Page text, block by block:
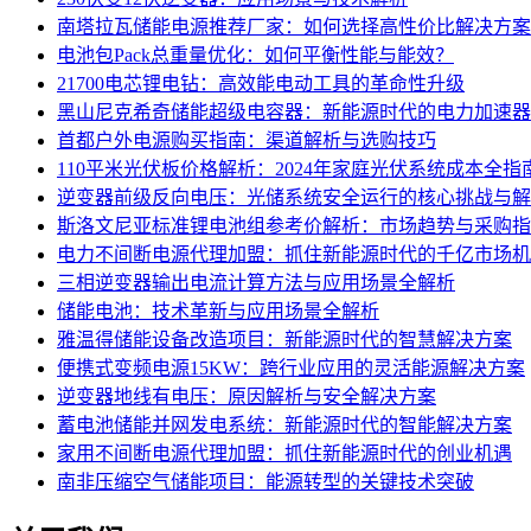
南塔拉瓦储能电源推荐厂家：如何选择高性价比解决方案
电池包Pack总重量优化：如何平衡性能与能效？
21700电芯锂电钻：高效能电动工具的革命性升级
黑山尼克希奇储能超级电容器：新能源时代的电力加速器
首都户外电源购买指南：渠道解析与选购技巧
110平米光伏板价格解析：2024年家庭光伏系统成本全指
逆变器前级反向电压：光储系统安全运行的核心挑战与
斯洛文尼亚标准锂电池组参考价解析：市场趋势与采购
电力不间断电源代理加盟：抓住新能源时代的千亿市场
三相逆变器输出电流计算方法与应用场景全解析
储能电池：技术革新与应用场景全解析
雅温得储能设备改造项目：新能源时代的智慧解决方案
便携式变频电源15KW：跨行业应用的灵活能源解决方案
逆变器地线有电压：原因解析与安全解决方案
蓄电池储能并网发电系统：新能源时代的智能解决方案
家用不间断电源代理加盟：抓住新能源时代的创业机遇
南非压缩空气储能项目：能源转型的关键技术突破